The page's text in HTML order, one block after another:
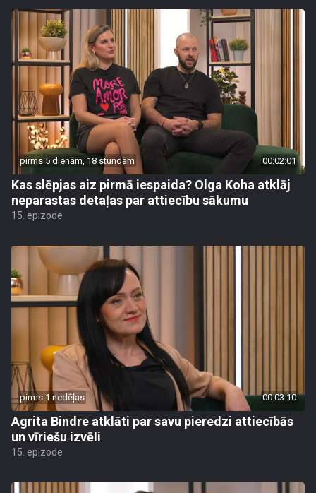
pirms 5 dienām, 18 stundām 00:02:01
Kas slēpjas aiz pirmā iespaida? Olga Koha atklāj
neparastas detaļas par attiecību sākumu
15. epizode
pirms 1 nedēļas 00:03:10
Agrita Bindre atklāti par savu pieredzi attiecībās
un vīriešu izvēli
15. epizode